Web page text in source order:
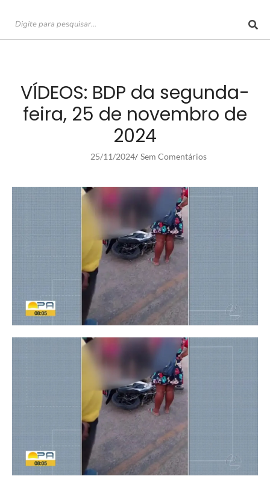
VÍDEOS: BDP da segunda-
feira, 25 de novembro de
2024
25/11/2024/ Sem Comentários